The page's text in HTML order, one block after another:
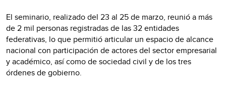
El seminario, realizado del 23 al 25 de marzo, reunió a más
de 2 mil personas registradas de las 32 entidades
federativas, lo que permitió articular un espacio de alcance
nacional con participación de actores del sector empresarial
y académico, así como de sociedad civil y de los tres
órdenes de gobierno.